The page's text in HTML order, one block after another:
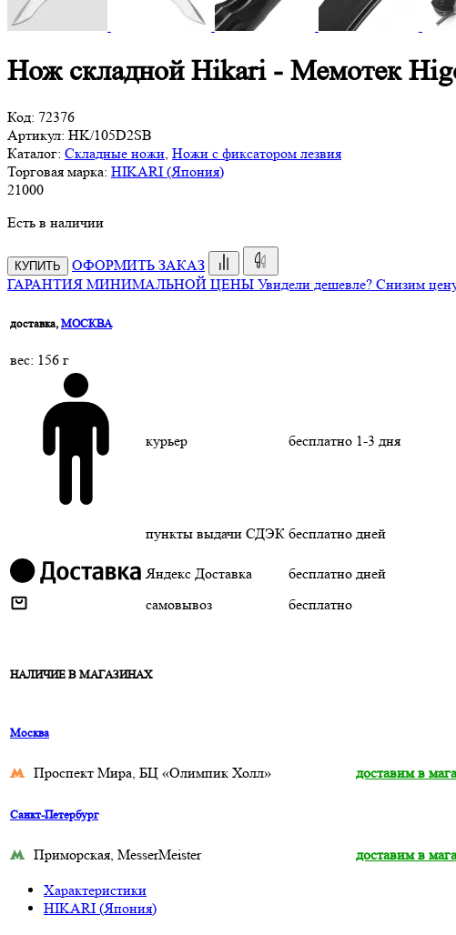
Нож складной Hikari - Мемотек
Код: 72376
Артикул: HK/105D2SB
Каталог: Складные ножи Ножи с фиксатором лезвия
Торговая марка: HIKARI (Япония)
21000
Есть в наличии
КУПИТЬ
ОФОРМИТЬ ЗАКАЗ
ГАРАНТИЯ МИНИМАЛЬНОЙ ЦЕНЫ Увидели дешевле? Снизим
доставка, МОСКВА
веc: 156 г
курьер бесплатно 1-3 дня
пункты выдачи СДЭК бесплатно дней
Яндекс Доставка бесплатно дней
самовывоз
бесплатно
НАЛИЧИЕ В МАГАЗИНАХ
Москва
Проспект Мира, БЦ «Олимпик Холл» доставим в
Санкт-Петербург
Приморская, MesserMeister доставим в
Характеристики
HIKARI (Япония)